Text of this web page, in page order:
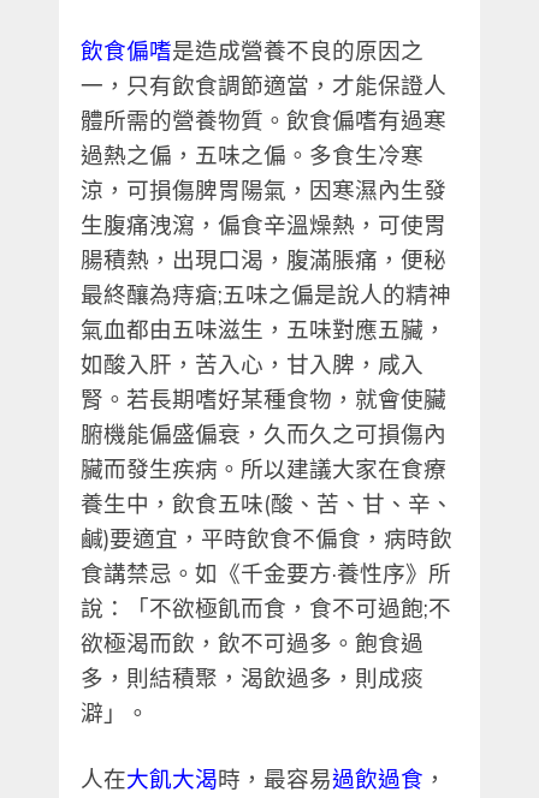
飲食偏嗜是造成營養不良的原因之
一，只有飲食調節適當，才能保證人
體所需的營養物質。飲食偏嗜有過寒
過熱之偏，五味之偏。多食生冷寒
涼，可損傷脾胃陽氣，因寒濕內生發
生腹痛洩瀉，偏食辛溫燥熱，可使胃
腸積熱，出現口渴，腹滿脹痛，便秘
最終釀為痔瘡;五味之偏是說人的精神
氣血都由五味滋生，五味對應五臟，
如酸入肝，苦入心，甘入脾，咸入
腎。若長期嗜好某種食物，就會使臟
腑機能偏盛偏衰，久而久之可損傷內
臟而發生疾病。所以建議大家在食療
養生中，飲食五味(酸、苦、甘、辛、
鹹)要適宜，平時飲食不偏食，病時飲
食講禁忌。如《千金要方·養性序》所
說：「不欲極飢而食，食不可過飽;不
欲極渴而飲，飲不可過多。飽食過
多，則結積聚，渴飲過多，則成痰
澼」。
人在大飢大渴時，最容易過飲過食 ，